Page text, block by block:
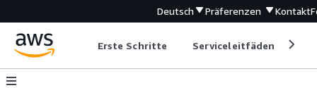
Deutsch Präferenzen Kontakt
Erste Schritte Serviceleitfäden